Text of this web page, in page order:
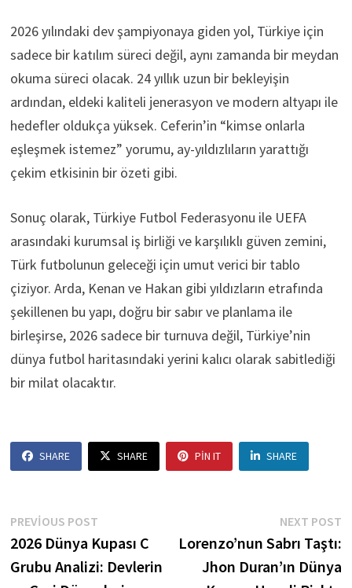
2026 yılındaki dev şampiyonaya giden yol, Türkiye için
sadece bir katılım süreci değil, aynı zamanda bir meydan
okuma süreci olacak. 24 yıllık uzun bir bekleyişin
ardından, eldeki kaliteli jenerasyon ve modern altyapı ile
hedefler oldukça yüksek. Ceferin’in “kimse onlarla
eşleşmek istemez” yorumu, ay-yıldızlıların yarattığı
çekim etkisinin bir özeti gibi.
Sonuç olarak, Türkiye Futbol Federasyonu ile UEFA
arasındaki kurumsal iş birliği ve karşılıklı güven zemini,
Türk futbolunun geleceği için umut verici bir tablo
çiziyor. Arda, Kenan ve Hakan gibi yıldızların etrafında
şekillenen bu yapı, doğru bir sabır ve planlama ile
birleşirse, 2026 sadece bir turnuva değil, Türkiye’nin
dünya futbol haritasındaki yerini kalıcı olarak sabitlediği
bir milat olacaktır.
SHARE SHARE PIN IT SHARE
Yazı
gezinmesi
PREVIOUS POSTPrevious
post:
2026 Dünya Kupası C
Grubu Analizi: Devlerin
NEXT POST
Lorenzo’nun Sabrı Taştı:
Jhon Duran’ın Dünya